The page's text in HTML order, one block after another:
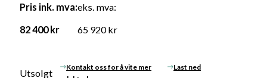
Pris ink. mva:
82 400kr
eks. mva:
65 920 kr
Utsolgt
Kontakt oss for å vite mer
Last ned